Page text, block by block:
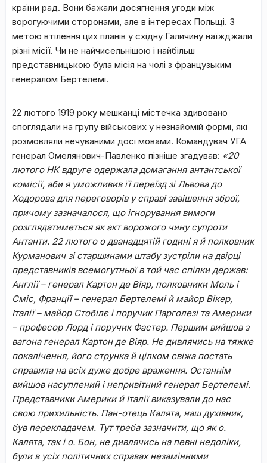
країни рад. Вони бажали досягнення угоди між
ворогуючими сторонами, але в інтересах Польщі. З
метою втілення цих планів у східну Галичину наїжджали
різні місії. Чи не найчисельнішою і найбільш
представницькою була місія на чолі з французьким
генералом Бертелемі.
22 лютого 1919 року мешканці містечка здивовано
споглядали на групу військових у незнайомій формі, які
розмовляли нечуваними досі мовами. Командувач УГА
генерал Омелянович-Павленко пізніше згадував: «20
лютого НК вдруге одержала домагання антантської
комісії, аби я уможливив її переїзд зі Львова до
Ходорова для переговорів у справі завішення зброї,
причому зазначалося, що ігнорування вимоги
розглядатиметься як акт ворожого чину супроти
Антанти. 22 лютого о дванадцятій годині я й полковник
Курманович зі старшинами штабу зустріли на двірці
представників всемогутньої в той час спілки держав:
Англії – генерал Картон де Віяр, полковники Моль і
Сміс, Франції – генерал Бертелемі й майор Вікер,
Італії – майор Стобілє і поручик Парголезі та Америки
– професор Лорд і поручик Фастер. Першим вийшов з
вагона генерал Картон де Віяр. Не дивлячись на тяжке
покалічення, його струнка й цілком свіжа постать
справила на всіх дуже добре враження. Останнім
вийшов насуплений і непривітний генерал Бертелемі.
Представники Америки й Італії виказували до нас
свою прихильність. Пан-отець Калята, наш духівник,
був перекладачем. Тут треба зазначити, що як о.
Калята, так і о. Бон, не дивлячись на певні недоліки,
були в усіх політичних справах незамінними